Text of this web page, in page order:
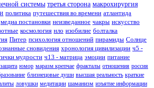
системы третья сторона макрохирургия
политика путешествия во времени атлантида
медиа постановки неизведанное чакры искусство
космология нло изобилие болталка
Питер психология отношений пирамиды Солнце
сновидения хронология цивилизации ч5 -
мудрости ч13 - матрица эмоции питание
защита юмор маразм крепчае фракталы отношения россия
близнецовые души высшая реальность краткие
ловушки медитации шаманизм изъятие информации